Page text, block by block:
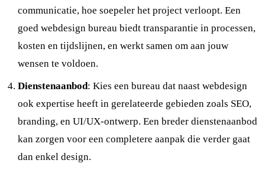
communicatie, hoe soepeler het project verloopt. Een
goed webdesign bureau biedt transparantie in processen,
kosten en tijdslijnen, en werkt samen om aan jouw
wensen te voldoen.
Dienstenaanbod: Kies een bureau dat naast webdesign
ook expertise heeft in gerelateerde gebieden zoals SEO,
branding, en UI/UX-ontwerp. Een breder dienstenaanbod
kan zorgen voor een completere aanpak die verder gaat
dan enkel design.